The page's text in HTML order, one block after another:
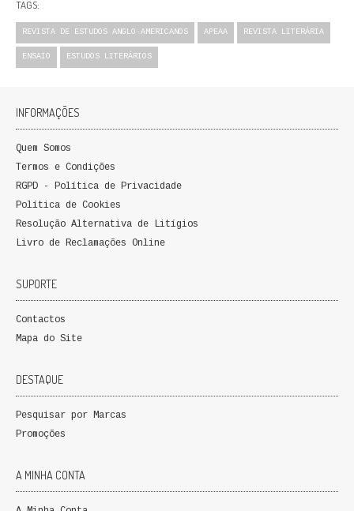
CIÊNCIA POLITICA
RELAÇÕES INTERNACIONAIS
COLEÇÃO ATENA
PROMOÇÕES
VER CARRINHO
CONTACTOS
TAGS:
REVISTA DE ESTUDOS ANGLO-AMERICANOS APEAA REVISTA LITERÁRIA
ENSAIO ESTUDOS LITERÁRIOS
INFORMAÇÕES
Quem Somos
Termos e Condições
RGPD - Política de Privacidade
Política de Cookies
Resolução Alternativa de Litígios
Livro de Reclamações Online
SUPORTE
Contactos
Mapa do Site
DESTAQUE
Pesquisar por Marcas
Promoções
A MINHA CONTA